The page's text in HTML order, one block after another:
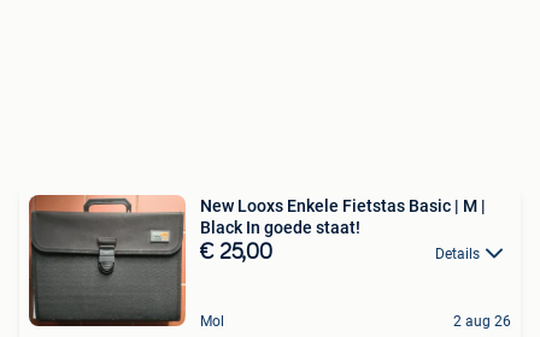
New Looxs Enkele Fietstas Basic | M |
Black In goede staat!
€ 25,00 Details
Mol 2 aug 26